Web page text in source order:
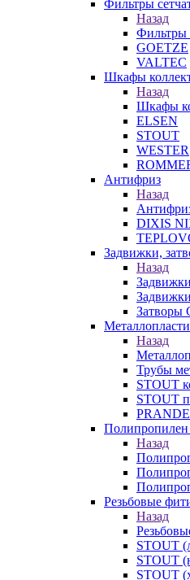
Фильтры
Назад
Фильтры
GOETZE
VALTEC
Шкафы
Назад
Шкафы
ELSEN
STOUT
WESTER
Антифриз
Назад
DIXIS
Задвижки,
Назад
Затворы
Назад
Трубы
STOUT
STOUT
Назад
Резьбовые
Назад
STOUT
STOUT
STOUT